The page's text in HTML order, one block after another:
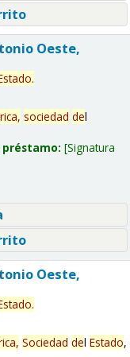
Oeste,
.
sociedad del
Signatura
Oeste,
.
Sociedad del Estado,